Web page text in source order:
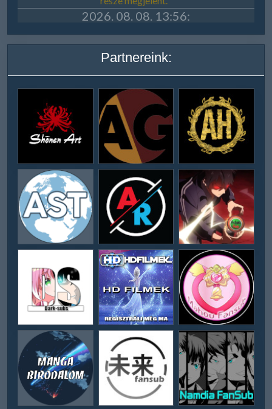
Partnereink: